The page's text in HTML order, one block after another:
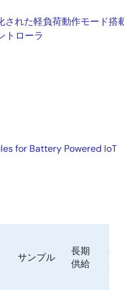
された軽負荷動作モード搭
トローラ
for Battery Powered IoT
サンプル
長期
供給
在